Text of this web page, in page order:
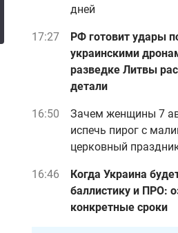
дней
17:27
РФ готовит удары
украинскими
разведке Литвы
детали
16:50
Зачем женщины 7
испечь пирог с
церковный
16:46
Когда Украина
баллистику и ПРО:
конкретные сроки